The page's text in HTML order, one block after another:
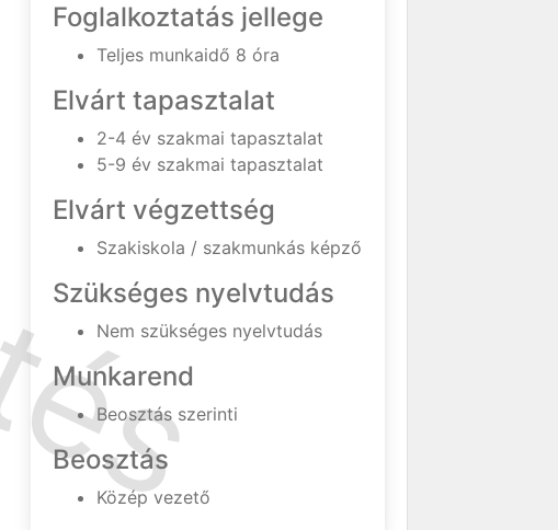
Foglalkoztatás jellege
Teljes munkaidő 8 óra
Elvárt tapasztalat
2-4 év szakmai tapasztalat
5-9 év szakmai tapasztalat
Elvárt végzettség
Szakiskola / szakmunkás képző
Szükséges nyelvtudás
Nem szükséges nyelvtudás
Munkarend
Beosztás szerinti
Beosztás
Közép vezető